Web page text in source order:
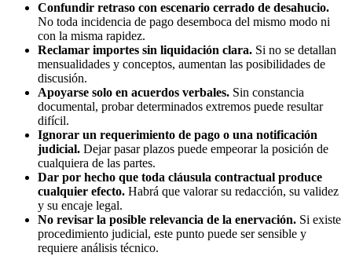
Confundir retraso con escenario cerrado de desahucio.
No toda incidencia de pago desemboca del mismo modo ni
con la misma rapidez.
Reclamar importes sin liquidación clara. Si no se detallan
mensualidades y conceptos, aumentan las posibilidades de
discusión.
Apoyarse solo en acuerdos verbales. Sin constancia
documental, probar determinados extremos puede resultar
difícil.
Ignorar un requerimiento de pago o una notificación
judicial. Dejar pasar plazos puede empeorar la posición de
cualquiera de las partes.
Dar por hecho que toda cláusula contractual produce
cualquier efecto. Habrá que valorar su redacción, su validez
y su encaje legal.
No revisar la posible relevancia de la enervación. Si existe
procedimiento judicial, este punto puede ser sensible y
requiere análisis técnico.